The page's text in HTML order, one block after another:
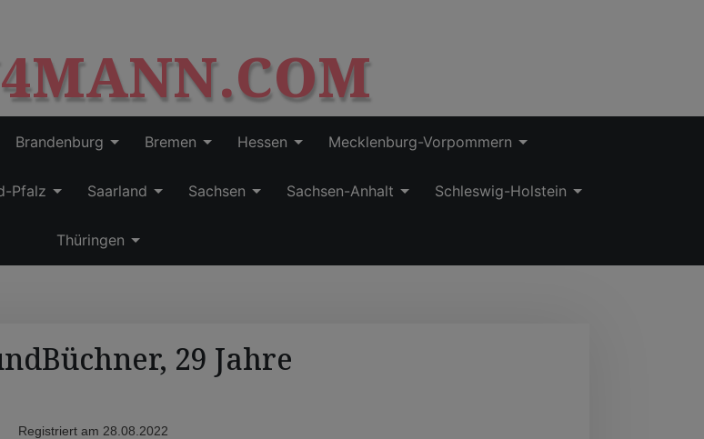
p
t
o
c
n
n
Brandenburg Bremen Hessen Mecklenburg-Vorpommern
Pfalz Saarland Sachsen Sachsen-Anhalt Schleswig-Holstein
Thüringen
29 Jahre
Registriert am 28.08.2022